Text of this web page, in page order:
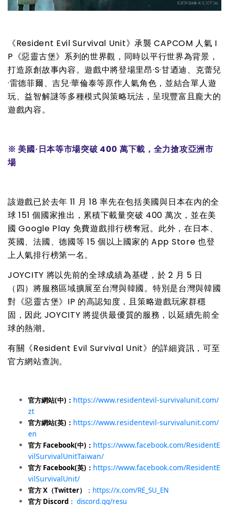
《Resident Evil Survival Unit》承襲 CAPCOM 人氣 I
P《惡靈古堡》系列的世界觀，同時以平行世界為背景，
打造原創故事內容。遊戲中將登場里昂·S·甘迺迪、克蕾兒
·雷德菲爾、吉兒·華倫泰等原作人氣角色，並結合單人遊
玩、益智解謎等多種模式與策略玩法，呈現豐富且龐大的
遊戲內容。
※ 美國·日本等市場突破 400 萬下載，全力搶攻亞洲市
場
該遊戲已於去年 11 月 18 率先在包括美國與日本在內的全
球 151 個國家推出，累積下載量突破 400 萬次，並在美
國 Google Play 免費遊戲排行榜奪冠。此外，在日本、
英國、法國、德國等 15 個以上國家的 App Store 也登
上人氣排行榜第一名。
JOYCITY 將以先前的全球成績為基礎，於 2 月 5 日
（四）將服務區域擴展至台灣與韓國。特別是台灣與韓國
對《惡靈古堡》IP 的高認知度，且策略遊戲玩家群穩
固，因此 JOYCITY 將提供最優質的服務，以延續先前全
球的熱潮。
有關《Resident Evil Survival Unit》的詳細資訊，可至
官方網站查詢。
官方網站(中)： https://www.residentevil-survivalunit.com/
zt
官方網站(英)： https://www.residentevil-survivalunit.com/
en
官方 Facebook(中)： https://www.facebook.com/ResidentE
vilSurvivalUnitTaiwan/
官方 Facebook(英)： https://www.facebook.com/ResidentE
vilSurvivalUnit/
官方 X（Twitter） ： https://x.com/RE_SU_EN
官方 Discord ： discord.gg/resu